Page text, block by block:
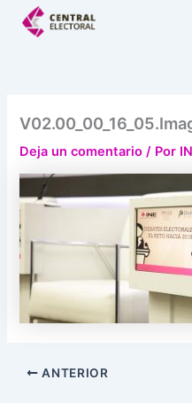
Deja un comentario / Por
ANTERIOR